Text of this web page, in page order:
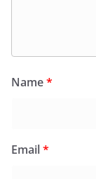
Name*
Email*